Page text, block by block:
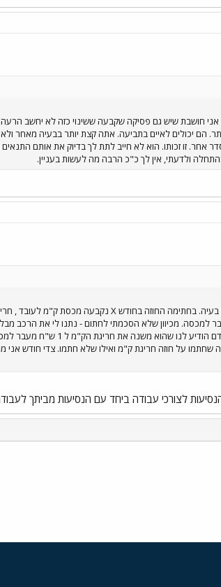
חושבת שיש גם פסיקה שקבעה ששינוי כזה לא יחשב
הם יכולים לאיים בתביעה. אתה קצת יותר בבעיה
אחר. זו זכותו. הוא לא חייב לתת לך בדיוק את אותם
3.5 ש"ח לק"מ חריגה מעבר למכסה. מכיוון שלא הסכמתי לחתום - נתנו
על חוזה חריגת ק"מ ואילו שלא חתמו. צדי חודש אני
לצורכי עבודה ביחד עם הנסיעות מביתך